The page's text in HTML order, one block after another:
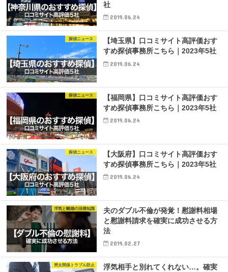
社
2019.06.24
探偵ニュース
【埼玉県】口コミサイト高評価おす
すめ探偵事務所こちら｜2023年5社
2019.06.24
探偵ニュース
【福岡県】口コミサイト高評価おす
すめ探偵事務所こちら｜2023年5社
2019.06.24
探偵ニュース
【大阪府】口コミサイト高評価おす
すめ探偵事務所こちら｜2023年5社
2019.06.24
浮気と離婚の法律知識
夫のダブル不倫が発覚！慰謝料相場
と慰謝料請求を確実に成功させる方
法
2019.02.27
男女関係トラブル防止
浮気相手と別れてくれない…。確実